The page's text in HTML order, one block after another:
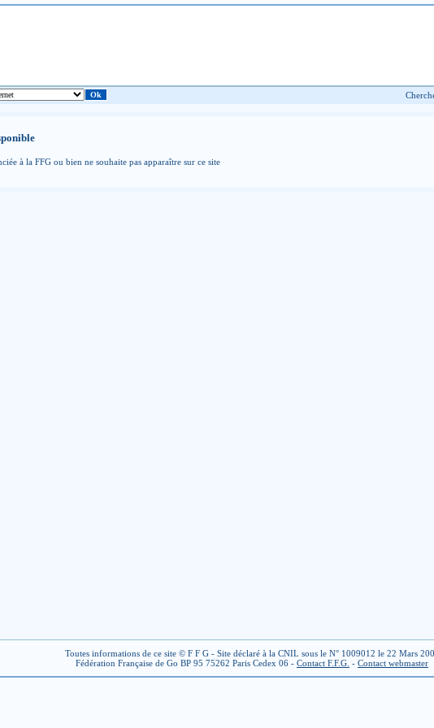
à la FFG ou bien ne souhaite pas apparaître sur ce site
Toutes informations de ce site © F F G - Site déclaré à la CNIL sous le N° 1009012 le 22 Mars
Fédération Française de Go BP 95 75262 Paris Cedex 06 - Contact F.F.G. - Contact webmaster